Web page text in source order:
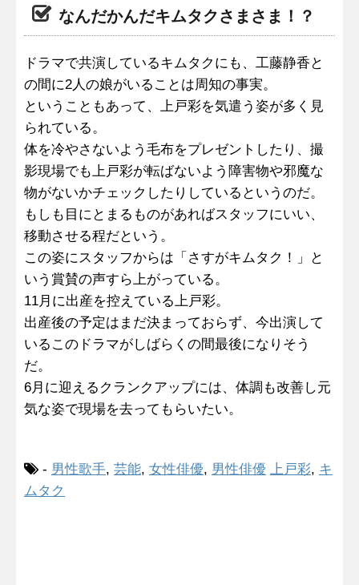
なんだかんだキムタクさまさま！？
ドラマで共演しているキムタクにも、工藤静香と
の間に2人の娘がいることは周知の事実。
ということもあって、上戸彩を気遣う姿が多く見
られている。
体を冷やさないよう毛布をプレゼントしたり、撮
影現場でも上戸彩が転ばないよう障害物や邪魔な
物がないかチェックしたりしているというのだ。
もしも目にとまるものがあればスタッフにいい、
移動させる程だという。
この姿にスタッフからは「さすがキムタク！」と
いう賞賛の声すら上がっている。
11月に出産を控えている上戸彩。
出産後の予定はまだ決まっておらず、今出演して
いるこのドラマがしばらくの間最後になりそう
だ。
6月に迎えるクランクアップには、体調も改善し元
気な姿で現場を去ってもらいたい。
- 男性歌手, 芸能, 女性俳優, 男性俳優 上戸彩, キ
ムタク